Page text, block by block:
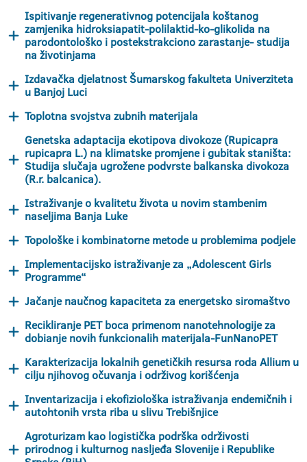
Ispitivanje regenerativnog potencijala koštanog
zamjenika hidroksiapatit-polilaktid-ko-glikolida na
parodontološko i postekstrakciono zarastanje- studija
na životinjama
Izdavačka djelatnost Šumarskog fakulteta Univerziteta
u Banjoj Luci
Toplotna svojstva zubnih materijala
Genetska adaptacija ekotipova divokoze (Rupicapra
rupicapra L.) na klimatske promjene i gubitak staništa:
Studija slučaja ugrožene podvrste balkanska divokoza
(R.r. balcanica).
Istraživanje o kvalitetu života u novim stambenim
naseljima Banja Luke
Topološke i kombinatorne metode u problemima podjele
Implementacijsko istraživanje za „Adolescent Girls
Programme“
Jačanje naučnog kapaciteta za energetsko siromaštvo
Recikliranje PET boca primenom nanotehnologije za
dobianje novih funkcionalih materijala-FunNanoPET
Karakterizacija lokalnih genetičkih resursa roda Allium u
cilju njihovog očuvanja i održivog korišćenja
Inventarizacija i ekofiziološka istraživanja endemičnih i
autohtonih vrsta riba u slivu Trebišnjice
Agroturizam kao logistička podrška održivosti
prirodnog i kulturnog nasljeđa Slovenije i Republike